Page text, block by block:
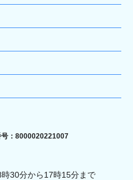
号：8000020221007
30分から17時15分まで